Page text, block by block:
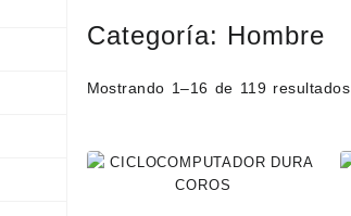
Categoría: Hombre
Mostrando 1–16 de 119 resultados